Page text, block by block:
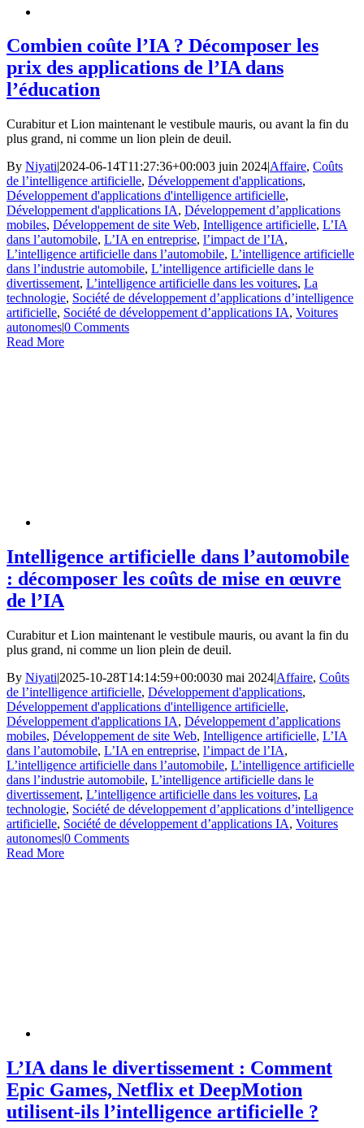
Combien coûte l’IA ? Décomposer les
prix des applications de l’IA dans
l’éducation
Curabitur et Lion maintenant le vestibule mauris, ou avant la fin du
plus grand, ni comme un lion plein de deuil.
By Niyati|2024-06-14T11:27:36+00:003 juin 2024|Affaire, Coûts
de l’intelligence artificielle, Développement d'applications,
Développement d'applications d'intelligence artificielle,
Développement d'applications IA, Développement d’applications
mobiles, Développement de site Web, Intelligence artificielle, L’IA
dans l’automobile, L’IA en entreprise, l’impact de l’IA,
L’intelligence artificielle dans l’automobile, L’intelligence artificielle
dans l’industrie automobile, L’intelligence artificielle dans le
divertissement, L’intelligence artificielle dans les voitures, La
technologie, Société de développement d’applications d’intelligence
artificielle, Société de développement d’applications IA, Voitures
autonomes|0 Comments
Read More
Intelligence artificielle dans l’automobile
: décomposer les coûts de mise en œuvre
de l’IA
Curabitur et Lion maintenant le vestibule mauris, ou avant la fin du
plus grand, ni comme un lion plein de deuil.
By Niyati|2025-10-28T14:14:59+00:0030 mai 2024|Affaire, Coûts
de l’intelligence artificielle, Développement d'applications,
Développement d'applications d'intelligence artificielle,
Développement d'applications IA, Développement d’applications
mobiles, Développement de site Web, Intelligence artificielle, L’IA
dans l’automobile, L’IA en entreprise, l’impact de l’IA,
L’intelligence artificielle dans l’automobile, L’intelligence artificielle
dans l’industrie automobile, L’intelligence artificielle dans le
divertissement, L’intelligence artificielle dans les voitures, La
technologie, Société de développement d’applications d’intelligence
artificielle, Société de développement d’applications IA, Voitures
autonomes|0 Comments
Read More
L’IA dans le divertissement : Comment
Epic Games, Netflix et DeepMotion
utilisent-ils l’intelligence artificielle ?